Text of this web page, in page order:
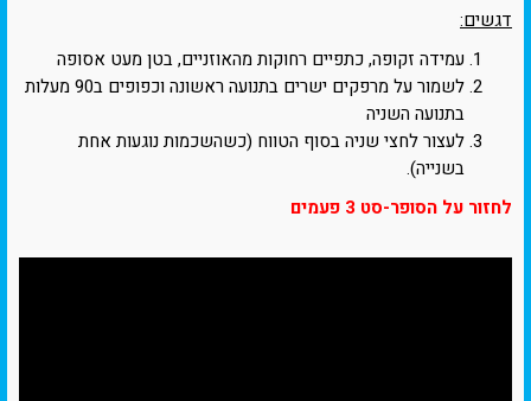
דגשים:
עמידה זקופה, כתפיים רחוקות מהאוזניים, בטן מעט אסופה
לשמור על מרפקים ישרים בתנועה ראשונה וכפופים ב90 מעלות
בתנועה השניה
לעצור לחצי שניה בסוף הטווח (כשהשכמות נוגעות אחת
בשנייה).
לחזור על הסופר-סט 3 פעמים